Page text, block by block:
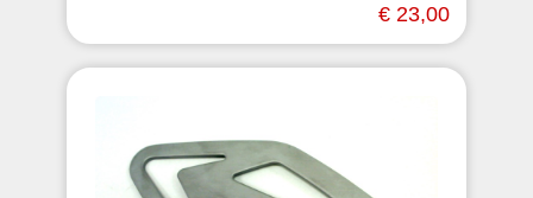
€ 23,00